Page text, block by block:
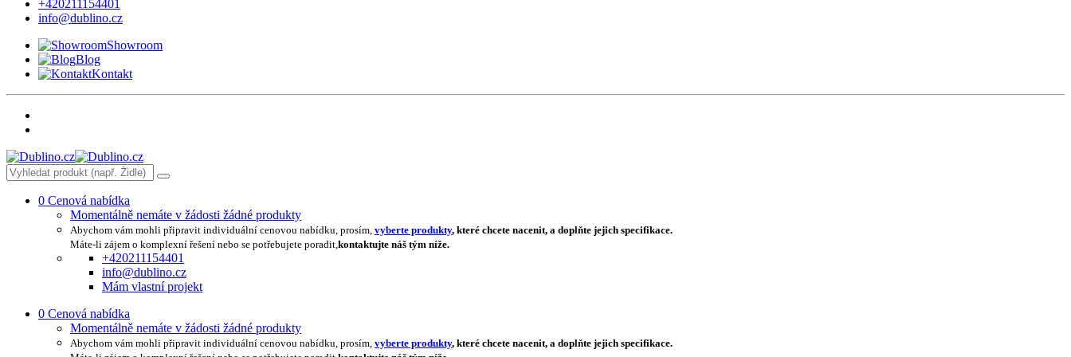
+420211154401
info@dublino.cz
Showroom
Blog
Kontakt
0 Cenová nabídka
Momentálně nemáte v žádosti žádné produkty
Abychom vám mohli připravit individuální cenovou nabídku, prosím, vyberte produkty, které chcete nacenit, a doplňte jejich specifikace.
Máte-li zájem o komplexní řešení nebo se potřebujete poradit,kontaktujte náš tým níže.
+420211154401
info@dublino.cz
Mám vlastní projekt
0 Cenová nabídka
Momentálně nemáte v žádosti žádné produkty
Abychom vám mohli připravit individuální cenovou nabídku, prosím, vyberte produkty, které chcete nacenit, a doplňte jejich specifikace.